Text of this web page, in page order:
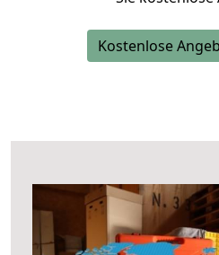
Kostenlose